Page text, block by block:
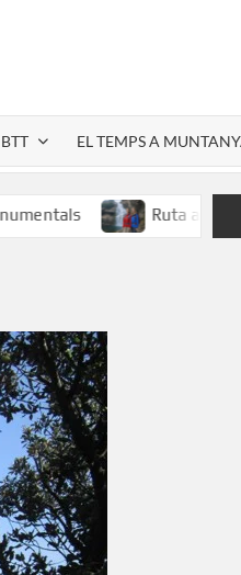
BTT EL TEMPS A
Ruta al Salt de Sallent: